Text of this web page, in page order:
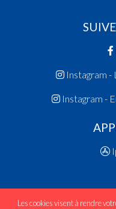
Instagram -
Instagram -
Les cookies visent à rendre